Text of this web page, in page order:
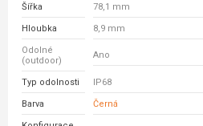
Šířka 78,1 mm
Hloubka 8,9 mm
Odolné
(outdoor)
Ano
Typ odolnosti IP68
Barva Černá